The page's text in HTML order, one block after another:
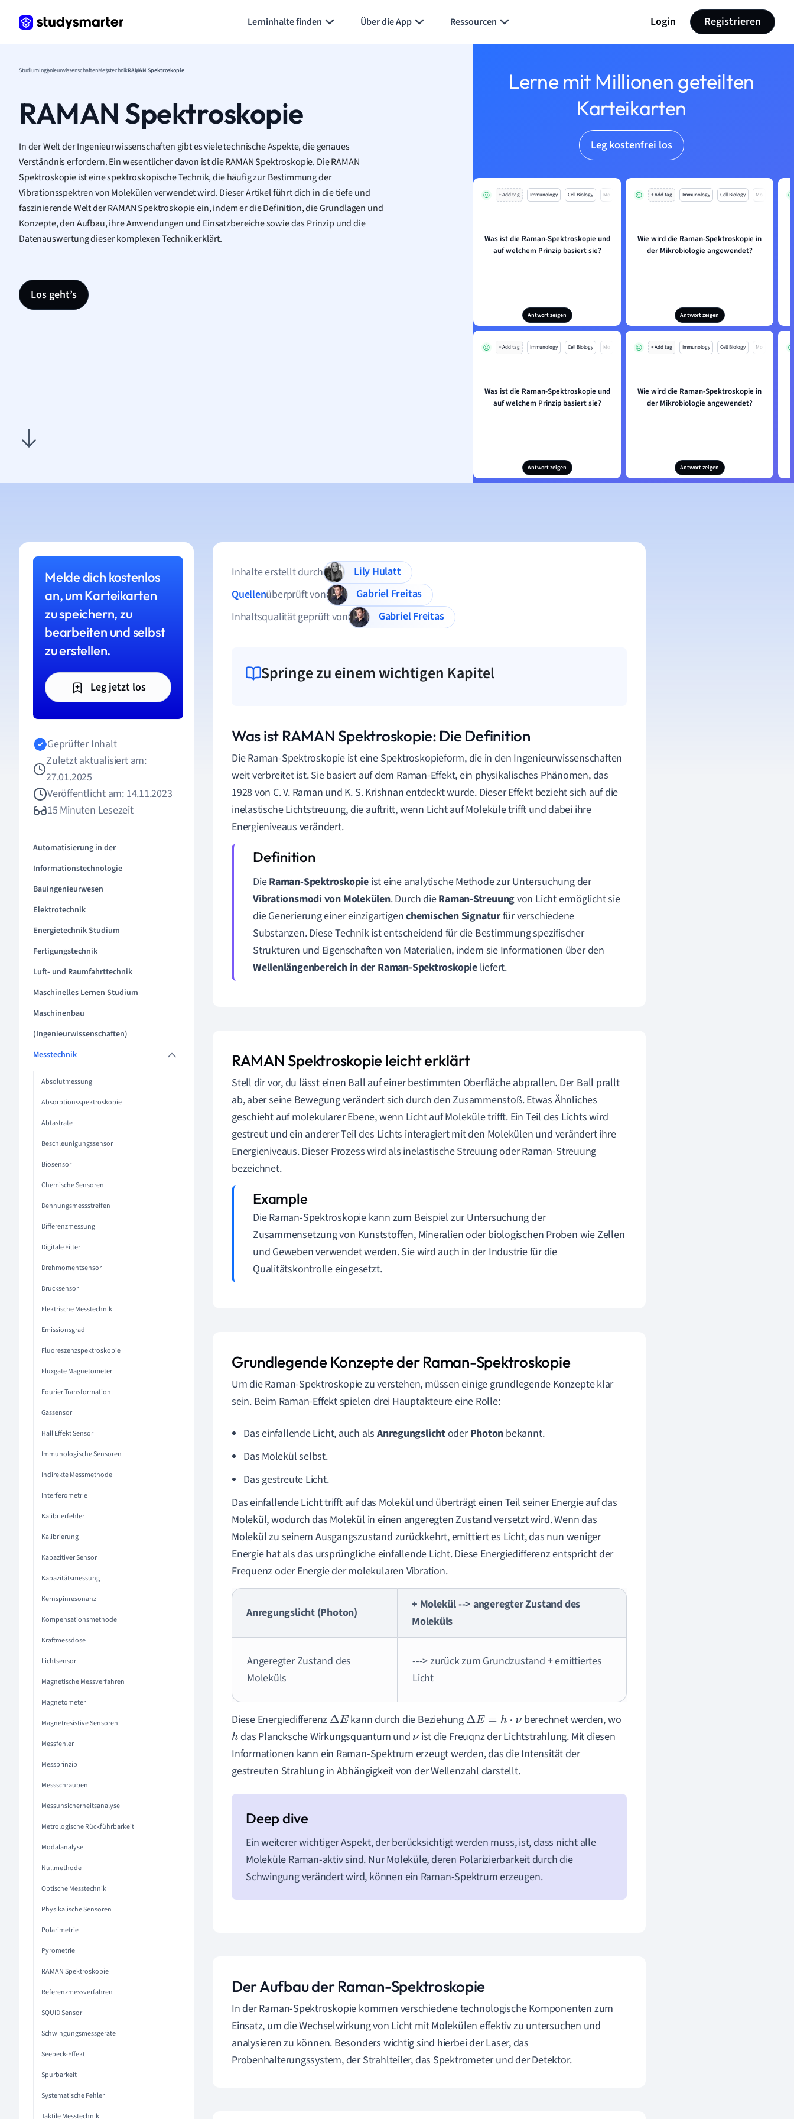
Lerninhalte finden Über die App Ressourcen Login Registrieren
StudiumIngenieurwissenschaftenMesstechnikRAMAN Spektroskopie
RAMAN Spektroskopie
In der Welt der Ingenieurwissenschaften gibt es viele technische Aspekte, die genaues
Verständnis erfordern. Ein wesentlicher davon ist die RAMAN Spektroskopie. Die RAMAN
Spektroskopie ist eine spektroskopische Technik, die häufig zur Bestimmung der
Vibrationsspektren von Molekülen verwendet wird. Dieser Artikel führt dich in die tiefe und
faszinierende Welt der RAMAN Spektroskopie ein, indem er die Definition, die Grundlagen und
Konzepte, den Aufbau, ihre Anwendungen und Einsatzbereiche sowie das Prinzip und die
Datenauswertung dieser komplexen Technik erklärt.
Los geht’s
Lerne mit Millionen geteilten
Karteikarten
Leg kostenfrei los
+ Add tag Immunology Cell Biology Mo
Was ist die Raman-Spektroskopie und
auf welchem Prinzip basiert sie?
Antwort zeigen
+ Add tag Immunology Cell Biology Mo
Wie wird die Raman-Spektroskopie in
der Mikrobiologie angewendet?
Antwort zeigen
+ Add tag Immunology Cell Biology Mo
Was ist die Raman-Spektroskopie und
auf welchem Prinzip basiert sie?
Antwort zeigen
+ Add tag Immunology Cell Biology Mo
Wie wird die Raman-Spektroskopie in
der Mikrobiologie angewendet?
Antwort zeigen
Melde dich kostenlos
an, um Karteikarten
zu speichern, zu
bearbeiten und selbst
zu erstellen.
Leg jetzt los
Geprüfter Inhalt
Zuletzt aktualisiert am:
27.01.2025
Veröffentlicht am: 14.11.2023
15 Minuten Lesezeit
Automatisierung in der
Informationstechnologie
Bauingenieurwesen
Elektrotechnik
Energietechnik Studium
Fertigungstechnik
Luft- und Raumfahrttechnik
Maschinelles Lernen Studium
Maschinenbau
(Ingenieurwissenschaften)
Messtechnik
Absolutmessung
Absorptionsspektroskopie
Abtastrate
Beschleunigungssensor
Biosensor
Chemische Sensoren
Dehnungsmessstreifen
Differenzmessung
Digitale Filter
Drehmomentsensor
Drucksensor
Elektrische Messtechnik
Emissionsgrad
Fluoreszenzspektroskopie
Fluxgate Magnetometer
Fourier Transformation
Gassensor
Hall Effekt Sensor
Immunologische Sensoren
Indirekte Messmethode
Interferometrie
Kalibrierfehler
Kalibrierung
Kapazitiver Sensor
Kapazitätsmessung
Kernspinresonanz
Kompensationsmethode
Kraftmessdose
Lichtsensor
Magnetische Messverfahren
Magnetometer
Magnetresistive Sensoren
Messfehler
Messprinzip
Messschrauben
Messunsicherheitsanalyse
Metrologische Rückführbarkeit
Modalanalyse
Nullmethode
Optische Messtechnik
Physikalische Sensoren
Polarimetrie
Pyrometrie
RAMAN Spektroskopie
Referenzmessverfahren
SQUID Sensor
Schwingungsmessgeräte
Seebeck-Effekt
Spurbarkeit
Systematische Fehler
Taktile Messtechnik
Inhalte erstellt durch
Lily Hulatt
Quellenüberprüft von
Gabriel Freitas
Inhaltsqualität geprüft von
Gabriel Freitas
Springe zu einem wichtigen Kapitel
Was ist RAMAN Spektroskopie: Die Definition
Die Raman-Spektroskopie ist eine Spektroskopieform, die in den Ingenieurwissenschaften
weit verbreitet ist. Sie basiert auf dem Raman-Effekt, ein physikalisches Phänomen, das
1928 von C. V. Raman und K. S. Krishnan entdeckt wurde. Dieser Effekt bezieht sich auf die
inelastische Lichtstreuung, die auftritt, wenn Licht auf Moleküle trifft und dabei ihre
Energieniveaus verändert.
DieRaman-Spektroskopieist eine analytische Methode zur Untersuchung der
Vibrationsmodi von Molekülen. Durch dieRaman-Streuungvon Licht ermöglicht sie
die Generierung einer einzigartigenchemischen Signaturfür verschiedene
Substanzen. Diese Technik ist entscheidend für die Bestimmung spezifischer
Strukturen und Eigenschaften von Materialien, indem sie Informationen über den
Wellenlängenbereich in der Raman-Spektroskopieliefert.
RAMAN Spektroskopie leicht erklärt
Stell dir vor, du lässt einen Ball auf einer bestimmten Oberfläche abprallen. Der Ball prallt
ab, aber seine Bewegung verändert sich durch den Zusammenstoß. Etwas Ähnliches
geschieht auf molekularer Ebene, wenn Licht auf Moleküle trifft. Ein Teil des Lichts wird
gestreut und ein anderer Teil des Lichts interagiert mit den Molekülen und verändert ihre
Energieniveaus. Dieser Prozess wird als inelastische Streuung oder Raman-Streuung
bezeichnet.
Die Raman-Spektroskopie kann zum Beispiel zur Untersuchung der
Zusammensetzung von Kunststoffen, Mineralien oder biologischen Proben wie Zellen
und Geweben verwendet werden. Sie wird auch in der Industrie für die
Qualitätskontrolle eingesetzt.
Grundlegende Konzepte der Raman-Spektroskopie
Um die Raman-Spektroskopie zu verstehen, müssen einige grundlegende Konzepte klar
sein. Beim Raman-Effekt spielen drei Hauptakteure eine Rolle:
Das einfallende Licht, auch als AnregungslichtoderPhoton bekannt.
Das Molekül selbst.
Das gestreute Licht.
Das einfallende Licht trifft auf das Molekül und überträgt einen Teil seiner Energie auf das
Molekül, wodurch das Molekül in einen angeregten Zustand versetzt wird. Wenn das
Molekül zu seinem Ausgangszustand zurückkehrt, emittiert es Licht, das nun weniger
Energie hat als das ursprüngliche einfallende Licht. Diese Energiedifferenz entspricht der
Frequenz oder Energie der molekularen Vibration.
Anregungslicht (Photon)
+ Molekül --> angeregter Zustand des
Moleküls
Angeregter Zustand des
Moleküls
---> zurück zum Grundzustand + emittiertes
Licht
Diese Energiedifferenz ΔE kann durch die Beziehung ΔE=h ⋅ν
berechnet werden, wo
h das Plancksche Wirkungsquantum und νist die Freuqnz der Lichtstrahlung. Mit diesen
Informationen kann ein Raman-Spektrum erzeugt werden, das die Intensität der
gestreuten Strahlung in Abhängigkeit von der Wellenzahl darstellt.
Ein weiterer wichtiger Aspekt, der berücksichtigt werden muss, ist, dass nicht alle
Moleküle Raman-aktiv sind. Nur Moleküle, deren Polarizierbarkeit durch die
Schwingung verändert wird, können ein Raman-Spektrum erzeugen.
Der Aufbau der Raman-Spektroskopie
In der Raman-Spektroskopie kommen verschiedene technologische Komponenten zum
Einsatz, um die Wechselwirkung von Licht mit Molekülen effektiv zu untersuchen und
analysieren zu können. Besonders wichtig sind hierbei der Laser, das
Probenhalterungssystem, der Strahlteiler, das Spektrometer und der Detektor.